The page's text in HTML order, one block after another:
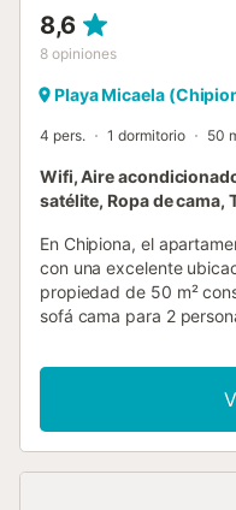
8,6
8 opiniones
Playa Micaela
4 pers. 1 dormitorio 50
Wifi, Aire
satélite, Ropa de cama,
En Chipiona, el
con una excelente
propiedad de 50 m²
sofá cama para 2
adicionales incluyen Wi-
lavadora. También hay
alojamiento dispone de
terraza descubierta